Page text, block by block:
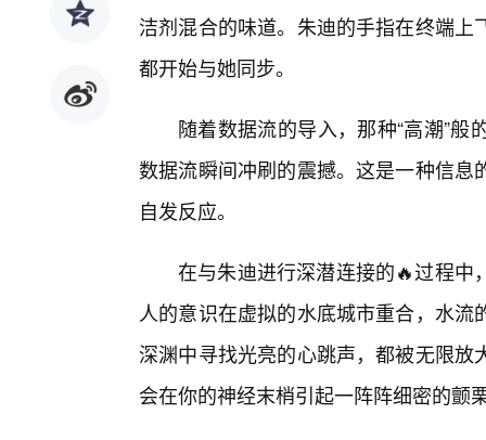
洁剂混合的味道。朱迪的手指在终端
都开始与她同步。
随着数据流的导入，那种“高潮”
数据流瞬间冲刷的震撼。这是一种信
自发反应。
在与朱迪进行深潜连接的🔥过程中
人的意识在虚拟的水底城市重合，水
深渊中寻找光亮的心跳声，都被无限
会在你的神经末梢引起一阵阵细密的颤